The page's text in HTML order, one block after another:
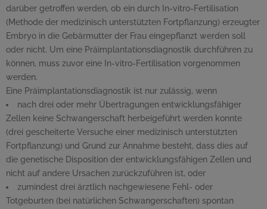
darüber getroffen werden, ob ein durch
In-vitro-Fertilisation
(Methode der medizinisch unterstützten Fortpflanzung) erzeugter
Embryo in die Gebärmutter der Frau eingepflanzt werden soll
oder nicht. Um eine Präimplantationsdiagnostik durchführen zu
können, muss zuvor eine In-vitro-Fertilisation vorgenommen
werden.
Eine Präimplantationsdiagnostik ist nur zulässig, wenn
nach drei oder mehr Übertragungen entwicklungsfähiger
Zellen keine Schwangerschaft herbeigeführt werden konnte
(drei gescheiterte Versuche einer medizinisch unterstützten
Fortpflanzung) und Grund zur Annahme besteht, dass dies auf
die genetische Disposition der entwicklungsfähigen Zellen und
nicht auf andere Ursachen zurückzuführen ist, oder
zumindest drei ärztlich nachgewiesene Fehl- oder
Totgeburten (bei natürlichen Schwangerschaften) spontan